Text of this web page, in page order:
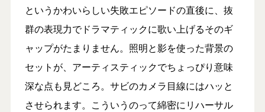
というかわいらしい失敗エピソードの直後に、抜
群の表現力でドラマティックに歌い上げるそのギ
ャップがたまりません。照明と影を使った背景の
セットが、アーティスティックでちょっぴり意味
深な点も見どころ。サビのカメラ目線にはハッと
させられます。こういうのって綿密にリハーサル